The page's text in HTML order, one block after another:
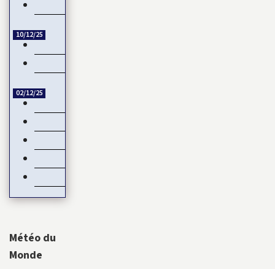
10/12/25
02/12/25
Météo du
Monde